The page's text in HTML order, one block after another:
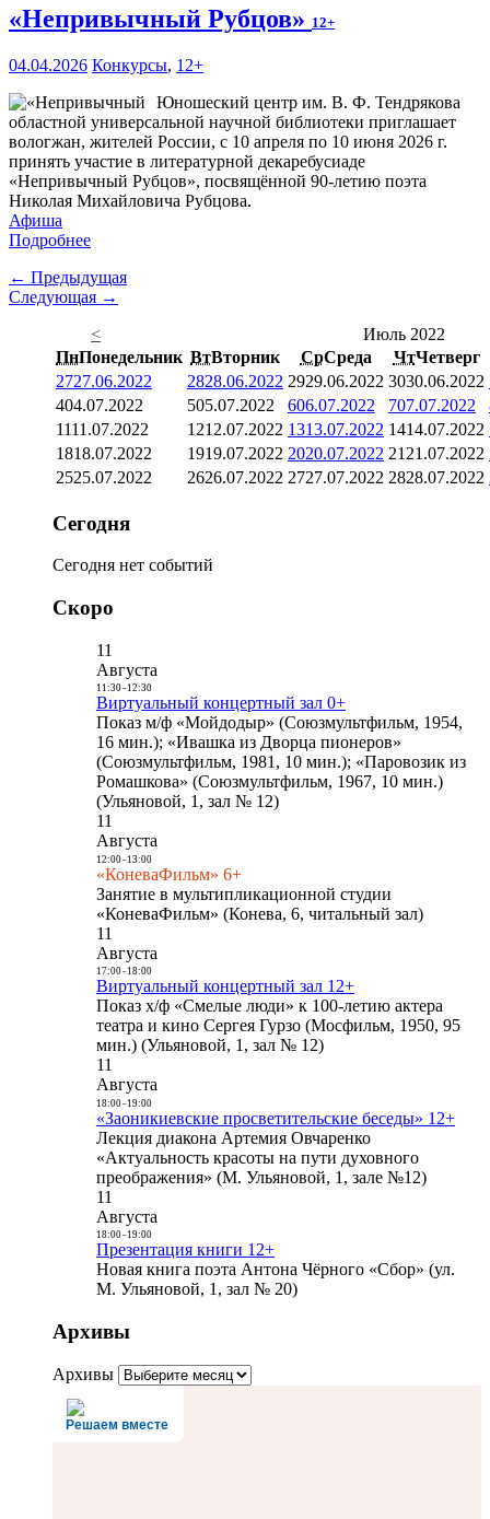
«Непривычный Рубцов» 12+
04.04.2026 Конкурсы, 12+
Юношеский центр им. В. Ф. Тендрякова
областной универсальной научной библиотеки приглашает
вологжан, жителей России, с 10 апреля по 10 июня 2026 г.
принять участие в литературной декаребусиаде
«Непривычный Рубцов», посвящённой 90-летию поэта
Николая Михайловича Рубцова.
Афиша
Подробнее
← Предыдущая
Следующая →
<
Июль 2022
ПнПонедельник ВтВторник СрСреда ЧтЧетверг
2727.06.2022 2828.06.2022 2929.06.2022 3030.06.2022
404.07.2022 505.07.2022 606.07.2022 707.07.2022
1111.07.2022 1212.07.2022 1313.07.2022 1414.07.2022
1818.07.2022 1919.07.2022 2020.07.2022 21 21.07.2022
2525.07.2022 2626.07.2022 2727.07.2022 2828.07.2022
Сегодня
Сегодня нет событий
Скоро
11
Августа
11:30- 12:30
Виртуальный концертный зал 0+
Показ м/ф «Мойдодыр» (Союзмультфильм, 1954,
16 мин.); «Ивашка из Дворца пионеров»
(Союзмультфильм, 1981, 10 мин.); «Паровозик из
Ромашкова» (Союзмультфильм, 1967, 10 мин.)
(Ульяновой, 1, зал № 12)
11
Августа
12:00- 13:00
«КоневаФильм» 6+
Занятие в мультипликационной студии
«КоневаФильм» (Конева, 6, читальный зал)
11
Августа
17:00- 18:00
Виртуальный концертный зал 12+
Показ х/ф «Смелые люди» к 100-летию актера
театра и кино Сергея Гурзо (Мосфильм, 1950, 95
мин.) (Ульяновой, 1, зал № 12)
11
Августа
18:00- 19:00
«Заоникиевские просветительские беседы» 12+
Лекция диакона Артемия Овчаренко
«Актуальность красоты на пути духовного
преображения» (М. Ульяновой, 1, зале №12)
11
Августа
18:00- 19:00
Презентация книги 12+
Новая книга поэта Антона Чёрного «Сбор» (ул.
М. Ульяновой, 1, зал № 20)
Архивы
Архивы
Решаем вместе